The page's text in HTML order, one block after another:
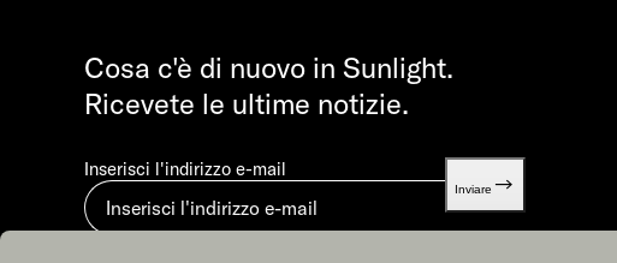
Cosa c'è di nuovo in Sunlight.
Ricevete le ultime notizie.
Inserisci l'indirizzo e-mail
Inviare